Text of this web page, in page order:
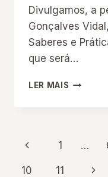
Divulgamos, a
Gonçalves
Saberes e
que será…
LER MAIS
Navegação
Página
Anterior
1 …
10 11